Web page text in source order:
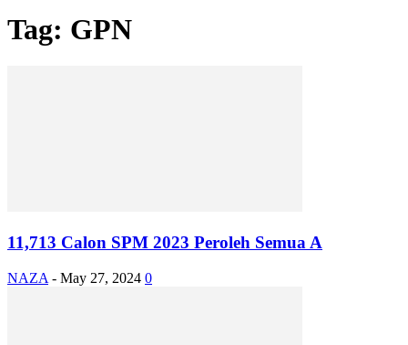
Tag: GPN
11,713 Calon SPM 2023 Peroleh Semua A
NAZA - May 27, 2024 0